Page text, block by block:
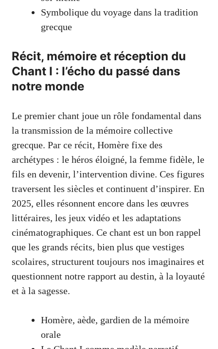
Symbolique du voyage dans la tradition
grecque
Récit, mémoire et réception du
Chant I : l’écho du passé dans
notre monde
Le premier chant joue un rôle fondamental dans
la transmission de la mémoire collective
grecque. Par ce récit, Homère fixe des
archétypes : le héros éloigné, la femme fidèle, le
fils en devenir, l’intervention divine. Ces figures
traversent les siècles et continuent d’inspirer. En
2025, elles résonnent encore dans les œuvres
littéraires, les jeux vidéo et les adaptations
cinématographiques. Ce chant est un bon rappel
que les grands récits, bien plus que vestiges
scolaires, structurent toujours nos imaginaires et
questionnent notre rapport au destin, à la loyauté
et à la sagesse.
Homère, aède, gardien de la mémoire
orale